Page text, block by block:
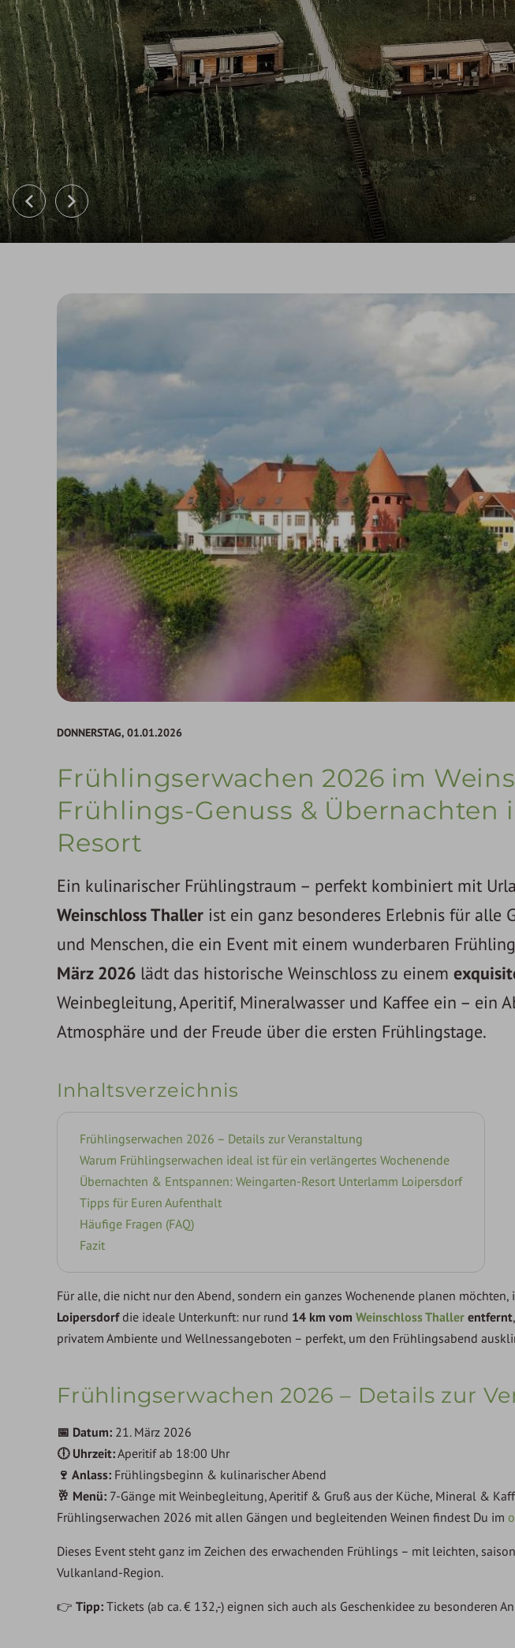
DONNERSTAG, 01.01.2026
Frühlingserwachen 2026 im
Frühlings-Genuss & Übernachten
Resort
Ein kulinarischer Frühlingstraum – perfekt kombiniert mit
Weinschloss Thaller ist ein ganz besonderes Erlebnis für alle
und Menschen, die ein Event mit einem wunderbaren
März 2026 lädt das historische Weinschloss zu einem
Weinbegleitung, Aperitif, Mineralwasser und Kaffee ein – ein
Atmosphäre und der Freude über die ersten Frühlingstage.
Inhaltsverzeichnis
Frühlingserwachen 2026 – Details zur Veranstaltung
Warum Frühlingserwachen ideal ist für ein verlängertes Wochenende
Übernachten & Entspannen: Weingarten-Resort Unterlamm Loipersdorf
Tipps für Euren Aufenthalt
Häufige Fragen (FAQ)
Fazit
Für alle, die nicht nur den Abend, sondern ein ganzes Wochenende planen möchten,
Loipersdorfdie ideale Unterkunft: nur rund 14 km vom Weinschloss Thaller entfernt
privatem Ambiente und Wellnessangeboten – perfekt, um den Frühlingsabend
Frühlingserwachen 2026 – Details zur
📅 Datum: 21. März 2026
🕕 Uhrzeit:Aperitif ab 18:00 Uhr
🍷 Anlass: Frühlingsbeginn & kulinarischer Abend
🥂 Menü: 7-Gänge mit Weinbegleitung, Aperitif & Gruß aus der Küche, Mineral &
Frühlingserwachen 2026 mit allen Gängen und begleitenden Weinen findest Du im
Dieses Event steht ganz im Zeichen des erwachenden Frühlings – mit leichten,
Vulkanland-Region.
👉 Tipp: Tickets (ab ca. € 132,-) eignen sich auch als Geschenkidee zu besonderen